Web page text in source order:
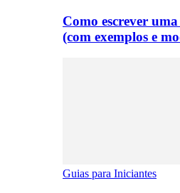
Como escrever
(com exemplos e
Guias para Iniciantes